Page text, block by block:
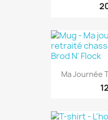
Ma Journée